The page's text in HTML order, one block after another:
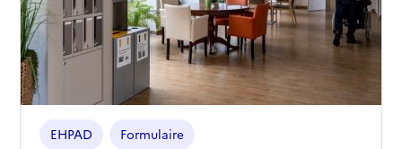
EHPAD Formulaire